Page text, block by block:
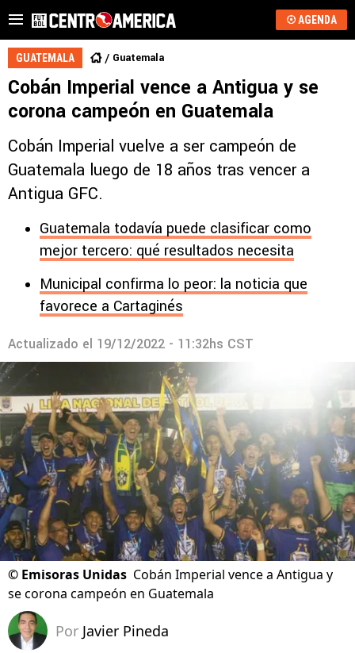
AGENDA
GUATEMALA Guatemala
Cobán Imperial vence a Antigua y se
corona campeón en Guatemala
Cobán Imperial vuelve a ser campeón de
Guatemala luego de 18 años tras vencer a
Antigua GFC.
Guatemala todavía puede clasificar como
mejor tercero: qué resultados necesita
Municipal confirma lo peor: la noticia que
favorece a Cartaginés
Actualizado el 19/12/2022 - 11:32hs CST
© Emisoras Unidas Cobán Imperial vence a Antigua y
se corona campeón en Guatemala
Por Javier Pineda